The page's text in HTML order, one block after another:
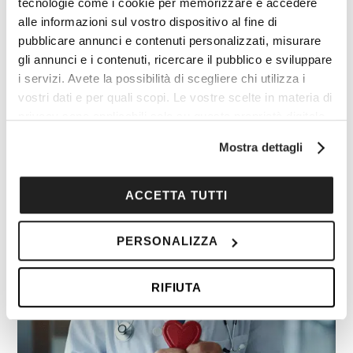
tecnologie come i cookie per memorizzare e accedere
alle informazioni sul vostro dispositivo al fine di
pubblicare annunci e contenuti personalizzati, misurare
gli annunci e i contenuti, ricercare il pubblico e sviluppare
i servizi. Avete la possibilità di scegliere chi utilizza i
vostri dati e per quali scopi. Le vostre scelte in materia di
modificare o revocare il proprio consenso in qualsiasi
sull'icona di attivazione della privacy.
raccogliere informazioni sulla tua posizione
geografica, con un'approssimazione di qualche
Identificare il tuo dispositivo, scansionandolo
attivamente alla ricerca di caratteristiche specifiche
(impronte digitali).
Mostra dettagli
ACCETTA TUTTI
PERSONALIZZA
RIFIUTA
I vantaggi di essere un
Cocooners